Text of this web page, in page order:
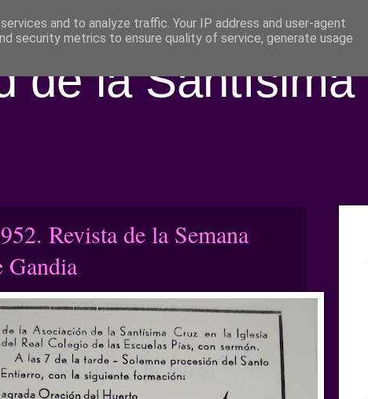
de la Santísima
Revista de la Semana
Gandia
and to analyze traffic. Your IP address and user-agent
security metrics to ensure quality of service, generate usage